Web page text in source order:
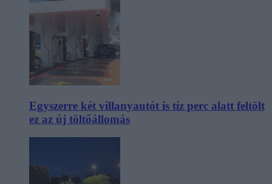
Egyszerre két villanyautót is tíz perc alatt feltölt
ez az új töltőállomás